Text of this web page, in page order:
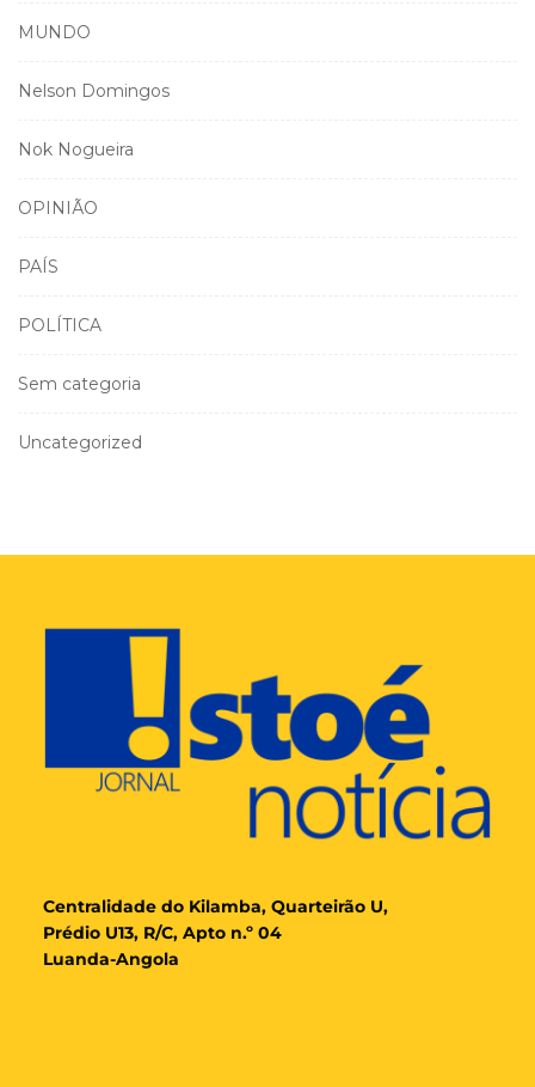
MUNDO
Nelson Domingos
Nok Nogueira
OPINIÃO
PAÍS
POLÍTICA
Sem categoria
Uncategorized
Centralidade do Kilamba, Quarteirão U,
Prédio U13, R/C, Apto n.º 04
Luanda-Angola